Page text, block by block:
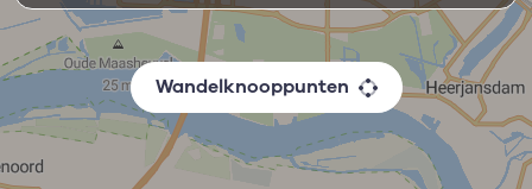
Wandelknooppunten